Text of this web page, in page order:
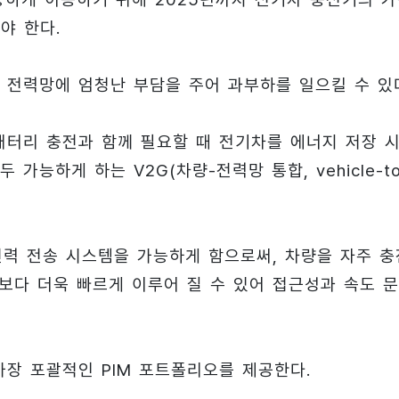
한다.
력망에 엄청난 부담을 주어 과부하를 일으킬 수 있
리 충전과 함께 필요할 때 전기차를 에너지 저장
가능하게 하는 V2G(차량-전력망 통합, vehicle-
전송 시스템을 가능하게 함으로써, 차량을 자주 충
다 더욱 빠르게 이루어 질 수 있어 접근성과 속도
포괄적인 PIM 포트폴리오를 제공한다.